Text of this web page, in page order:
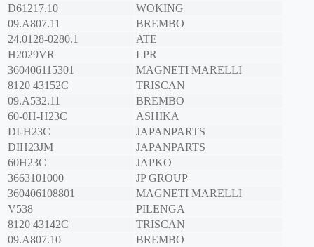
D61217.10
WOKING
09.A807.11
BREMBO
24.0128-0280.1
ATE
H2029VR
LPR
360406115301
MAGNETI MARELLI
8120 43152C
TRISCAN
09.A532.11
BREMBO
60-0H-H23C
ASHIKA
DI-H23C
JAPANPARTS
DIH23JM
JAPANPARTS
60H23C
JAPKO
3663101000
JP GROUP
360406108801
MAGNETI MARELLI
V538
PILENGA
8120 43142C
TRISCAN
09.A807.10
BREMBO